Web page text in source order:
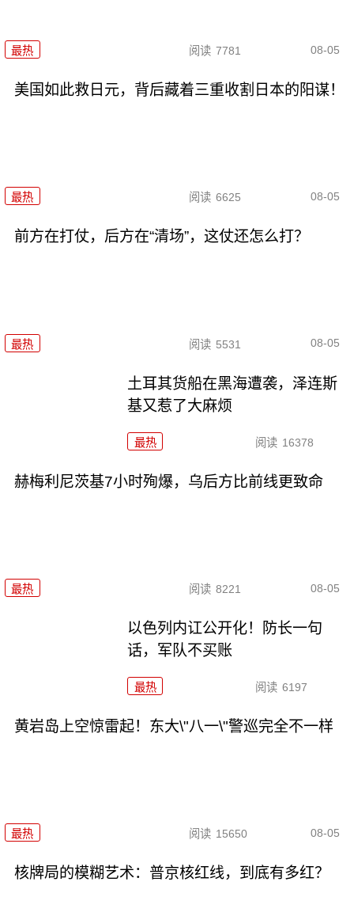
最热 阅读 7781 08-05
美国如此救日元，背后藏着三重收割日本的阳谋！
最热 阅读 6625 08-05
前方在打仗，后方在“清场”，这仗还怎么打？
最热 阅读 5531 08-05
土耳其货船在黑海遭袭，泽连斯
基又惹了大麻烦
最热 阅读 16378
赫梅利尼茨基7小时殉爆，乌后方比前线更致命
最热 阅读 8221 08-05
以色列内讧公开化！防长一句
话，军队不买账
最热 阅读 6197
黄岩岛上空惊雷起！东大\"八一\"警巡完全不一样
最热 阅读 15650 08-05
核牌局的模糊艺术：普京核红线，到底有多红？